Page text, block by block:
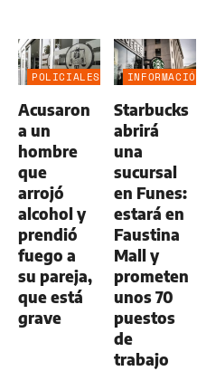
POLICIALES
Acusaron
a un
hombre
que
arrojó
alcohol y
prendió
fuego a
su pareja,
que está
grave
INFORMACIÓN
Starbucks
abrirá
una
sucursal
en Funes:
estará en
Faustina
Mall y
prometen
unos 70
puestos
de
trabajo